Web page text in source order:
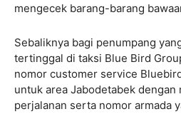
mengecek barang-barang
Sebaliknya bagi penumpang
tertinggal di taksi Blue Bird
nomor customer service
untuk area Jabodetabek dengan
perjalanan serta nomor armada